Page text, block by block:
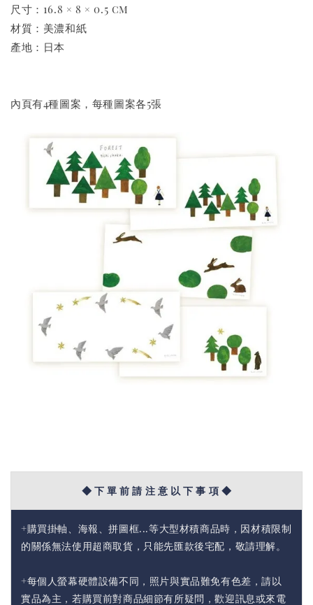
尺寸：16.8 × 8 × 0.5 cm
材質：美濃和紙
產地：日本
內頁有4種圖案，每種圖案各5張
◆ 下 單 前 請 注 意 以 下 事 項 ◆
+購買掛軸、海報、拼圖框...等大型材積商品時，因材積限制
的關係無法使用超商取貨，只能先匯款後宅配，敬請理解。
+每個人螢幕硬體設備不同，照片與實品難免有色差，請以
實品為主，若購買前對商品細節有所疑問，歡迎訊息或來電